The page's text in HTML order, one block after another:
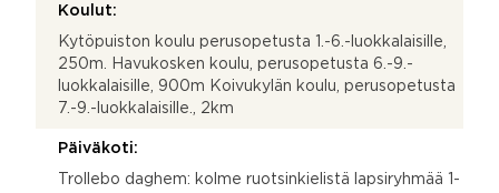
Koulut:
Kytöpuiston koulu perusopetusta 1.-6.-luokkalaisille,
250m. Havukosken koulu, perusopetusta 6.-9.-
luokkalaisille, 900m Koivukylän koulu, perusopetusta
7.-9.-luokkalaisille., 2km
Päiväkoti:
Trollebo daghem: kolme ruotsinkielistä lapsiryhmää 1-